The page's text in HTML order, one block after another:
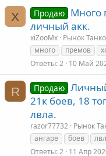
X Продаю Много
личный акк.
xiZooMx Рынок
много
премов
Ответы 2 10 Май
R Продаю
21к боев, 18
лвла.
razor77732 Рынок
ангаре
боев
Ответы 2 11 Апр